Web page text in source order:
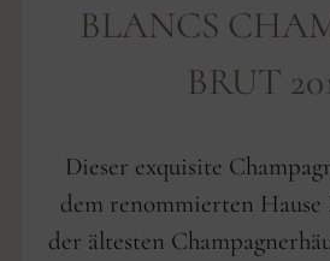
BLANCS
BRUT
Dieser exquisite
dem renommierten
der ältesten